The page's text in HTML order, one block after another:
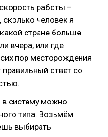
работы –
человек я
стране больше
вчера, или где
пор месторождения
ответ со
в систему можно
типа. Возьмём
выбирать